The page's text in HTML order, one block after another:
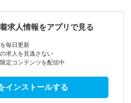
求人情報をアプリで見る
毎日更新
求人を見逃さない
定コンテンツを配信中
インストールする